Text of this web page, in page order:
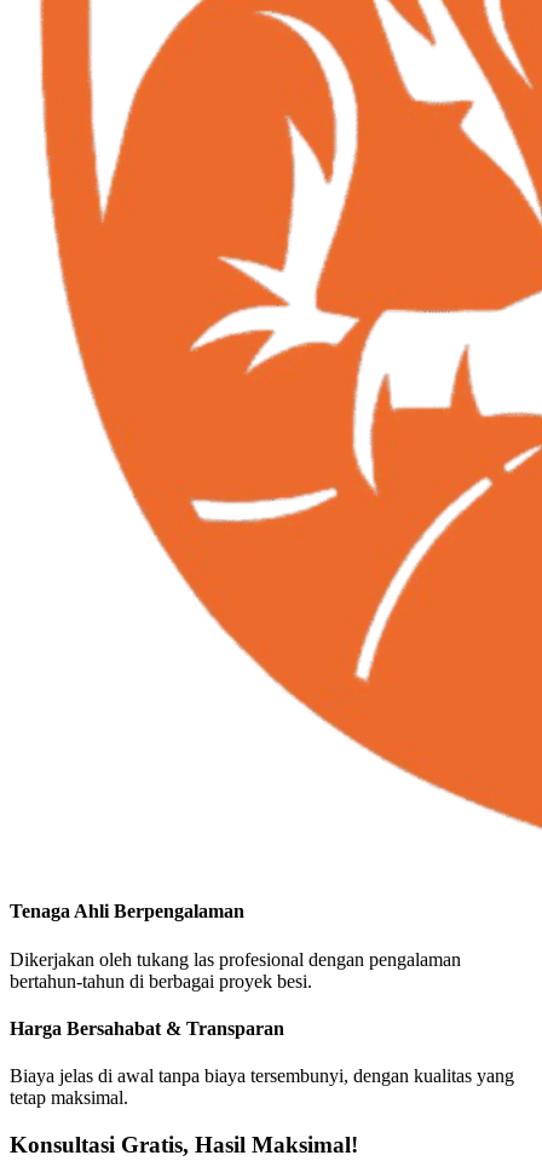
Tenaga Ahli Berpengalaman
Dikerjakan oleh tukang las profesional dengan pengalaman
bertahun-tahun di berbagai proyek besi.
Harga Bersahabat & Transparan
Biaya jelas di awal tanpa biaya tersembunyi, dengan kualitas yang
tetap maksimal.
Konsultasi Gratis, Hasil Maksimal!